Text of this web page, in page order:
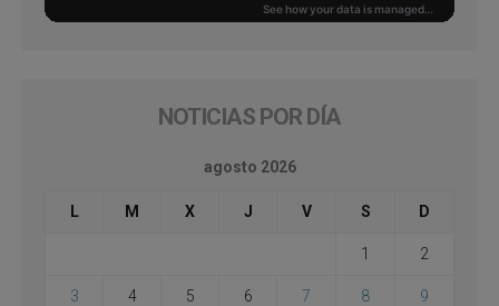
NOTICIAS POR DÍA
agosto 2026
L M X J V S D
1 2
3 4 5 6 7 8 9